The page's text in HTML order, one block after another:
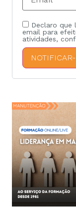
Declaro
email para
atividades,